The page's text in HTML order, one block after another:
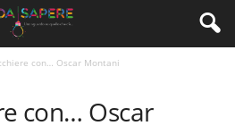
con… Oscar Montani
con… Oscar